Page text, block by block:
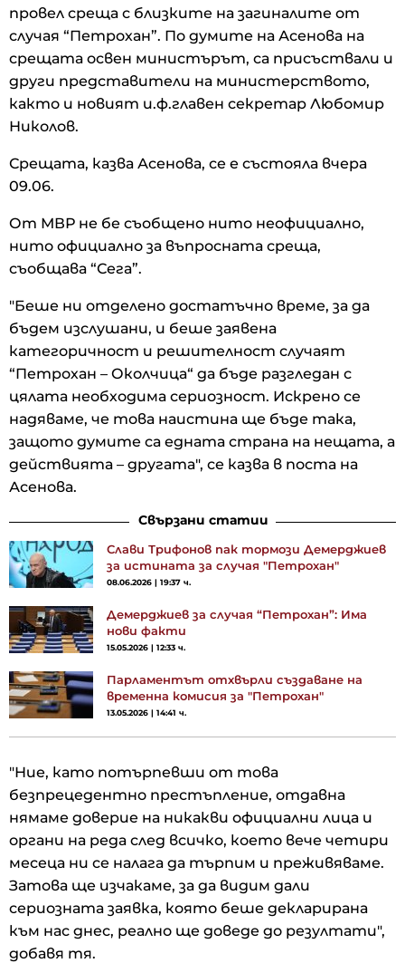
провел среща с близките на загиналите от
случая “Петрохан”. По думите на Асенова на
срещата освен министърът, са присъствали и
други представители на министерството,
както и новият и.ф.главен секретар Любомир
Николов.
Срещата, казва Асенова, се е състояла вчера
09.06.
От МВР не бе съобщено нито неофициално,
нито официално за въпросната среща,
съобщава “Сега”.
"Беше ни отделено достатъчно време, за да
бъдем изслушани, и беше заявена
категоричност и решителност случаят
“Петрохан – Околчица“ да бъде разгледан с
цялата необходима сериозност. Искрено се
надяваме, че това наистина ще бъде така,
защото думите са едната страна на нещата, а
действията – другата", се казва в поста на
Асенова.
Свързани статии
Слави Трифонов пак тормози Демерджиев
за истината за случая "Петрохан"
08.06.2026 | 19:37 ч.
Демерджиев за случая “Петрохан”: Има
нови факти
15.05.2026 | 12:33 ч.
Парламентът отхвърли създаване на
временна комисия за "Петрохан"
13.05.2026 | 14:41 ч.
"Ние, като потърпевши от това
безпрецедентно престъпление, отдавна
нямаме доверие на никакви официални лица и
органи на реда след всичко, което вече четири
месеца ни се налага да търпим и преживяваме.
Затова ще изчакаме, за да видим дали
сериозната заявка, която беше декларирана
към нас днес, реално ще доведе до резултати",
добавя тя.